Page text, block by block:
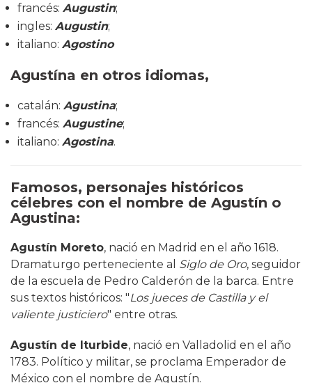
francés: Augustin;
ingles: Augustin;
italiano: Agostino
Agustína en otros idiomas,
catalán: Agustina;
francés: Augustine;
italiano: Agostina.
Famosos, personajes históricos
célebres con el nombre de Agustín o
Agustina:
Agustín Moreto, nació en Madrid en el año 1618.
Dramaturgo perteneciente al Siglo de Oro, seguidor
de la escuela de Pedro Calderón de la barca. Entre
sus textos históricos: "Los jueces de Castilla y el
valiente justiciero" entre otras.
Agustín de Iturbide, nació en Valladolid en el año
1783. Político y militar, se proclama Emperador de
México con el nombre de Agustín.